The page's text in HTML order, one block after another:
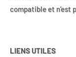
compatible et n’est
LIENS UTILES